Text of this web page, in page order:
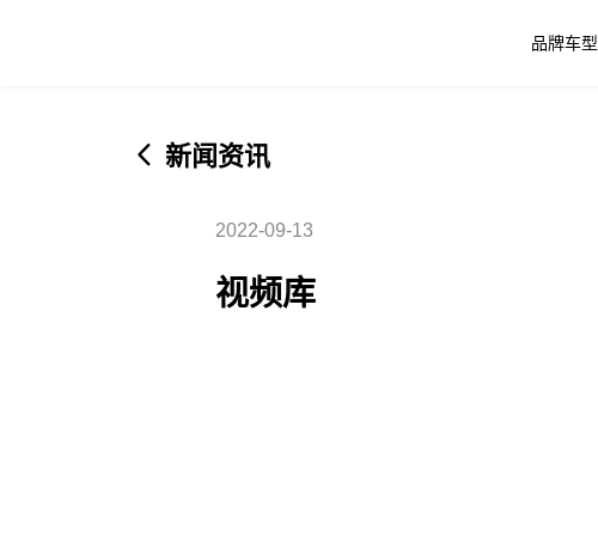
品牌车型
新闻资讯
2022-09-13
视频库